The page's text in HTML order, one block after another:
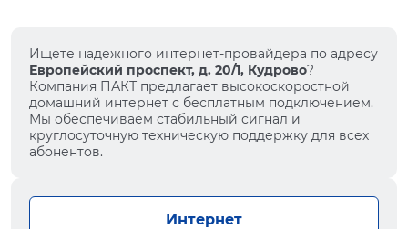
Ищете надежного интернет-провайдера по адресу
Европейский проспект, д. 20/1, Кудрово?
Компания ПАКТ предлагает высокоскоростной
домашний интернет с бесплатным подключением.
Мы обеспечиваем стабильный сигнал и
круглосуточную техническую поддержку для всех
абонентов.
Интернет